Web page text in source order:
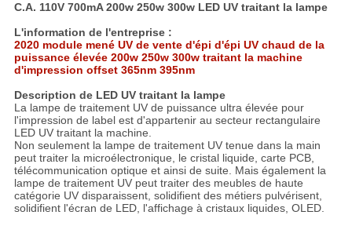
C.A. 110V 700mA 200w 250w 300w LED UV traitant la lampe
L'information de l'entreprise :
2020 module mené UV de vente d'épi d'épi UV chaud de la
puissance élevée 200w 250w 300w traitant la machine
d'impression offset 365nm 395nm
Description de LED UV traitant la lampe
La lampe de traitement UV de puissance ultra élevée pour
l'impression de label est d'appartenir au secteur rectangulaire
LED UV traitant la machine.
Non seulement la lampe de traitement UV tenue dans la main
peut traiter la microélectronique, le cristal liquide, carte PCB,
télécommunication optique et ainsi de suite. Mais également la
lampe de traitement UV peut traiter des meubles de haute
catégorie UV disparaissent, solidifient des métiers pulvérisent,
solidifient l'écran de LED, l'affichage à cristaux liquides, OLED.